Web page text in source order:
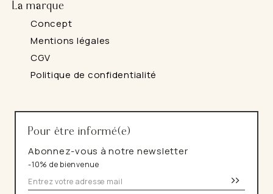
La marque
Concept
Mentions légales
CGV
Politique de confidentialité
Pour être informé(e)
Abonnez-vous à notre newsletter
-10% de bienvenue
>>